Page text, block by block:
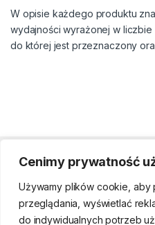
Cenimy prywatność
Używamy plików cookie, aby
przeglądania, wyświetlać
do indywidualnych potrzeb
W opisie każdego produktu
wydajności wyrażonej w liczbie
do której jest przeznaczony
Strefa klienta